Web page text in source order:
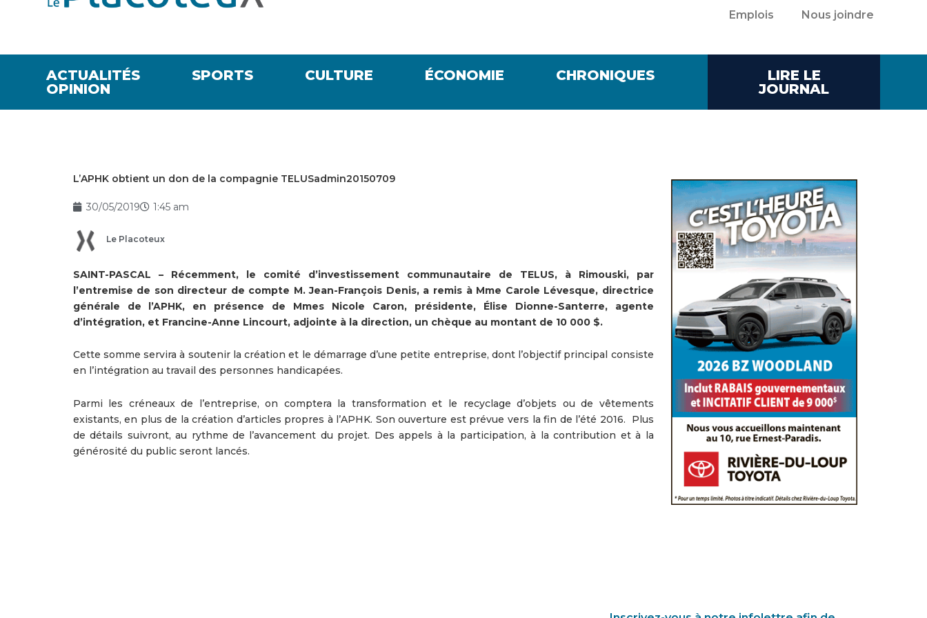
Emplois Nous joindre
ACTUALITÉS SPORTS CULTURE ÉCONOMIE
CHRONIQUES
OPINION
LIRE LE
JOURNAL
L’APHK obtient un don de la compagnie TELUSadmin20150709
30/05/2019 1:45 am
Le Placoteux
SAINT-PASCAL – Récemment, le comité d’investissement communautaire de TELUS, à Rimouski, par
l’entremise de son directeur de compte M. Jean-François Denis, a remis à Mme Carole Lévesque, directrice
générale de l’APHK, en présence de Mmes Nicole Caron, présidente, Élise Dionne-Santerre, agente
d’intégration, et Francine-Anne Lincourt, adjointe à la direction, un chèque au montant de 10 000 $.
Cette somme servira à soutenir la création et le démarrage d’une petite entreprise, dont l’objectif principal consiste
en l’intégration au travail des personnes handicapées.
Parmi les créneaux de l’entreprise, on comptera la transformation et le recyclage d’objets ou de vêtements
existants, en plus de la création d’articles propres à l’APHK. Son ouverture est prévue vers la fin de l’été 2016. Plus
de détails suivront, au rythme de l’avancement du projet. Des appels à la participation, à la contribution et à la
générosité du public seront lancés.